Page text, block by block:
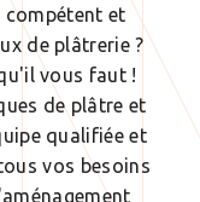
compétent et
de plâtrerie ?
vous faut !
de plâtre et
qualifiée et
vos besoins